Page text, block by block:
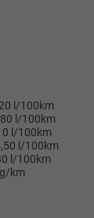
l/100km
l/100km
l/100km
l/100km
l/100km
km